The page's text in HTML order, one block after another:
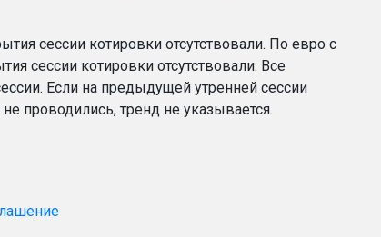
сессии котировки отсутствовали. По евро с
сессии котировки отсутствовали. Все
Если на предыдущей утренней сессии
проводились, тренд не указывается.